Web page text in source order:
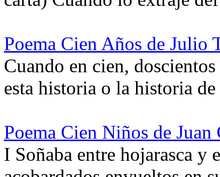
Poema Cien Años de Julio
Cuando en cien,
esta historia o la historia
Poema Cien Niños de Juan
I Soñaba entre hojarasca y